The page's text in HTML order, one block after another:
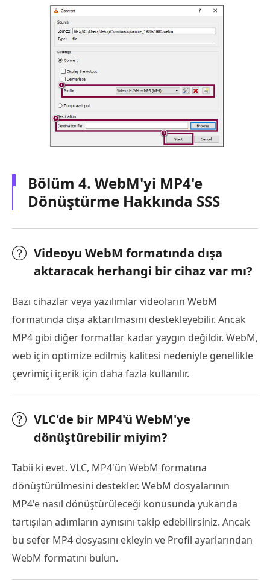
Bölüm 4. WebM'yi MP4'e
Dönüştürme Hakkında SSS
Videoyu WebM formatında dışa
aktaracak herhangi bir cihaz var mı?
Bazı cihazlar veya yazılımlar videoların WebM
formatında dışa aktarılmasını destekleyebilir. Ancak
MP4 gibi diğer formatlar kadar yaygın değildir. WebM,
web için optimize edilmiş kalitesi nedeniyle genellikle
çevrimiçi içerik için daha fazla kullanılır.
VLC'de bir MP4'ü WebM'ye
dönüştürebilir miyim?
Tabii ki evet. VLC, MP4'ün WebM formatına
dönüştürülmesini destekler. WebM dosyalarının
MP4'e nasıl dönüştürüleceği konusunda yukarıda
tartışılan adımların aynısını takip edebilirsiniz. Ancak
bu sefer MP4 dosyasını ekleyin ve Profil ayarlarından
WebM formatını bulun.